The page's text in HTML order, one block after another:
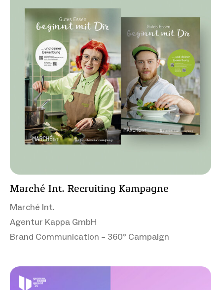
Marché Int. Recruiting Kampagne
Marché Int.
Agentur Kappa GmbH
Brand Communication – 360° Campaign